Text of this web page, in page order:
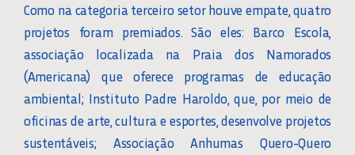
Como na categoria terceiro setor houve empate, quatro
projetos foram premiados. São eles: Barco Escola,
associação localizada na Praia dos Namorados
(Americana) que oferece programas de educação
ambiental; Instituto Padre Haroldo, que, por meio de
oficinas de arte, cultura e esportes, desenvolve projetos
sustentáveis; Associação Anhumas Quero-Quero